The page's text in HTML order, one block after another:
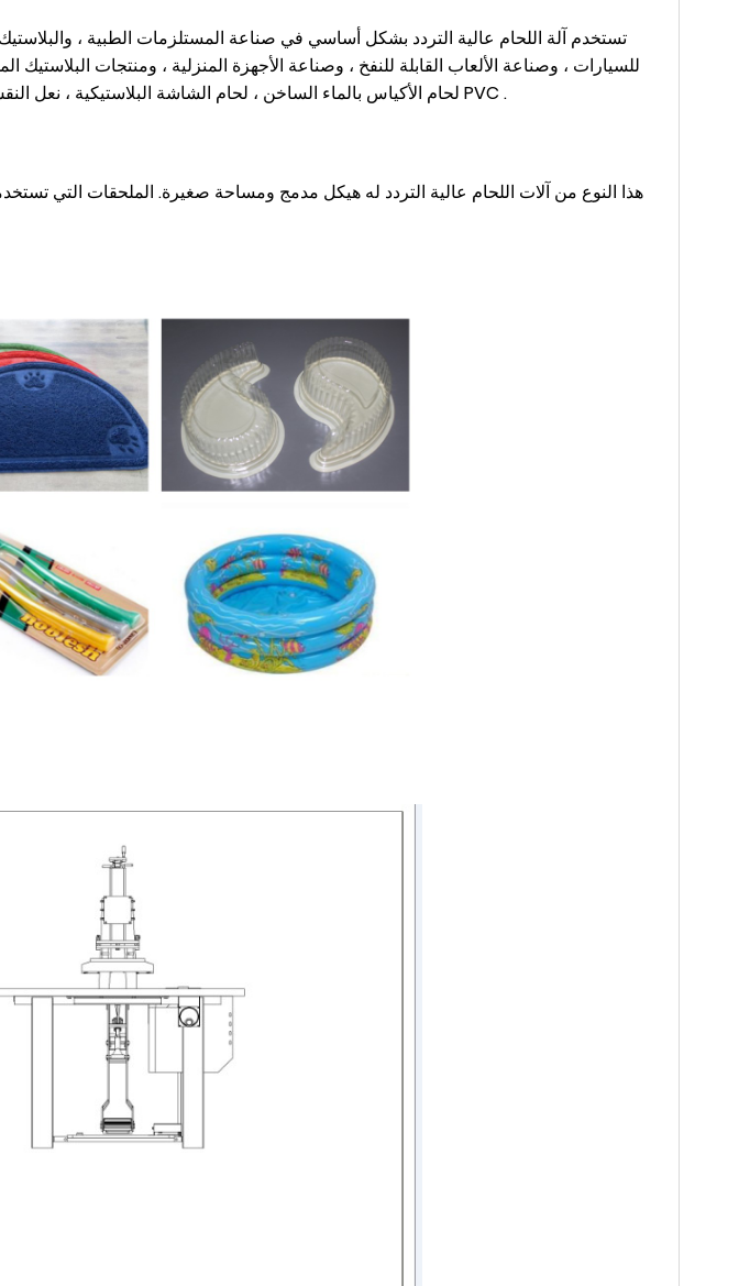
تستخدم آلة اللحام عالية التردد بشكل أساسي في صناعة المستلزمات الطبية ،
للسيارات ، وصناعة الألعاب القابلة للنفخ ، وصناعة الأجهزة المنزلية ، ومنتجات
لحام الأكياس بالماء الساخن ، لحام الشاشة البلاستيكية ، نعل النقش ، النقش الجلدي ، العلامات التجارية الجلدية ، الأكياس المنقوشة ، ختم الفيلم المصقول PVC .
هذا النوع من آلات اللحام عالية التردد له هيكل مدمج ومساحة صغيرة. الملحقات التي